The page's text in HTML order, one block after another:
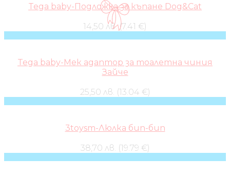
Tega baby-Подложка за къпане Dog&Cat
14,50 лв. (7.41 €)
Tega baby-Мек адаптор за тоалетна чиния
Зайче
25,50 лв. (13.04 €)
3toysm-Люлка бип-бип
38,70 лв. (19.79 €)